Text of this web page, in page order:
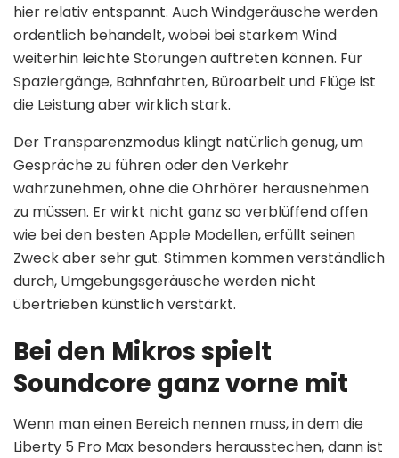
hier relativ entspannt. Auch Windgeräusche werden
ordentlich behandelt, wobei bei starkem Wind
weiterhin leichte Störungen auftreten können. Für
Spaziergänge, Bahnfahrten, Büroarbeit und Flüge ist
die Leistung aber wirklich stark.
Der Transparenzmodus klingt natürlich genug, um
Gespräche zu führen oder den Verkehr
wahrzunehmen, ohne die Ohrhörer herausnehmen
zu müssen. Er wirkt nicht ganz so verblüffend offen
wie bei den besten Apple Modellen, erfüllt seinen
Zweck aber sehr gut. Stimmen kommen verständlich
durch, Umgebungsgeräusche werden nicht
übertrieben künstlich verstärkt.
Bei den Mikros spielt
Soundcore ganz vorne mit
Wenn man einen Bereich nennen muss, in dem die
Liberty 5 Pro Max besonders herausstechen, dann ist